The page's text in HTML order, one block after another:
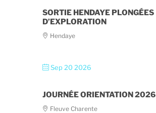
SORTIE HENDAYE PLONGÉES
D’EXPLORATION
Hendaye
Sep 20 2026
JOURNÉE ORIENTATION 2026
Fleuve Charente